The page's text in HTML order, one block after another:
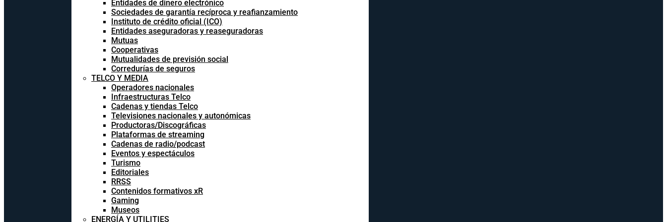
Entidades de dinero electrónico
Sociedades de garantía recíproca y reafianzamiento
Instituto de crédito oficial (ICO)
Entidades aseguradoras y reaseguradoras
Mutuas
Cooperativas
Mutualidades de previsión social
Corredurías de seguros
TELCO Y MEDIA
Operadores nacionales
Infraestructuras Telco
Cadenas y tiendas Telco
Televisiones nacionales y autonómicas
Productoras/Discográficas
Plataformas de streaming
Cadenas de radio/podcast
Eventos y espectáculos
Turismo
Editoriales
RRSS
Contenidos formativos xR
Gaming
Museos
ENERGÍA Y UTILITIES